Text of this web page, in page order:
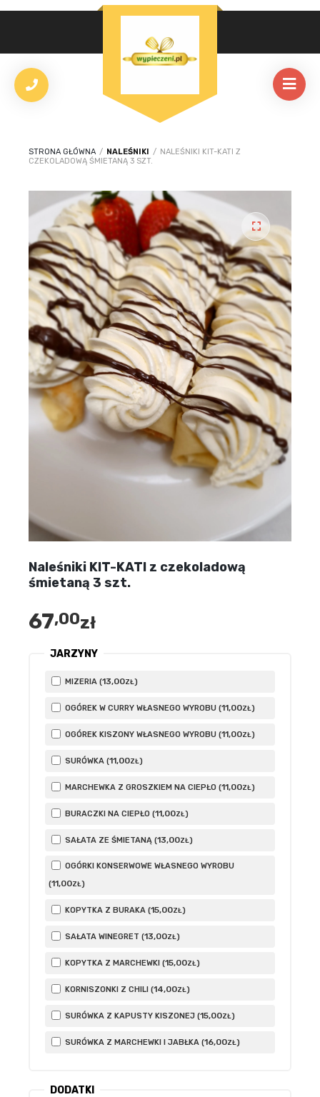
STRONA GŁÓWNA / NALEŚNIKI / NALEŚNIKI KIT-KATI Z
CZEKOLADOWĄ ŚMIETANĄ 3 SZT.
🔍
Naleśniki KIT-KATI z czekoladową
śmietaną 3 szt.
67,00zł
JARZYNY
MIZERIA (13,00ZŁ)
OGÓREK W CURRY WŁASNEGO WYROBU (11,00ZŁ)
OGÓREK KISZONY WŁASNEGO WYROBU (11,00ZŁ)
SURÓWKA (11,00ZŁ)
MARCHEWKA Z GROSZKIEM NA CIEPŁO (11,00ZŁ)
BURACZKI NA CIEPŁO (11,00ZŁ)
SAŁATA ZE ŚMIETANĄ (13,00ZŁ)
OGÓRKI KONSERWOWE WŁASNEGO WYROBU
(11,00ZŁ)
KOPYTKA Z BURAKA (15,00ZŁ)
SAŁATA WINEGRET (13,00ZŁ)
KOPYTKA Z MARCHEWKI (15,00ZŁ)
KORNISZONKI Z CHILI (14,00ZŁ)
SURÓWKA Z KAPUSTY KISZONEJ (15,00ZŁ)
SURÓWKA Z MARCHEWKI I JABŁKA (16,00ZŁ)
DODATKI